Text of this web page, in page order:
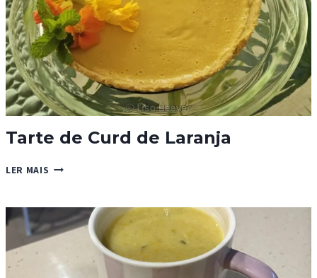
Tarte de Curd de Laranja
LER MAIS TARTE
DE
LARANJA